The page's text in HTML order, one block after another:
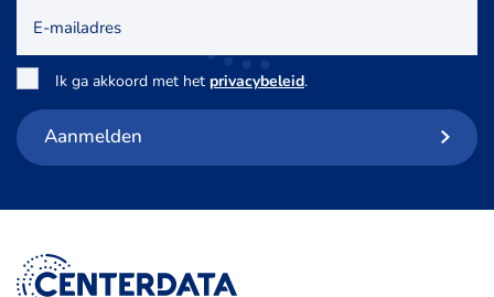
mailadres
Toestemming
Ik ga akkoord met het privacybeleid.
Aanmelden